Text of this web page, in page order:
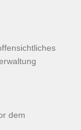
dem